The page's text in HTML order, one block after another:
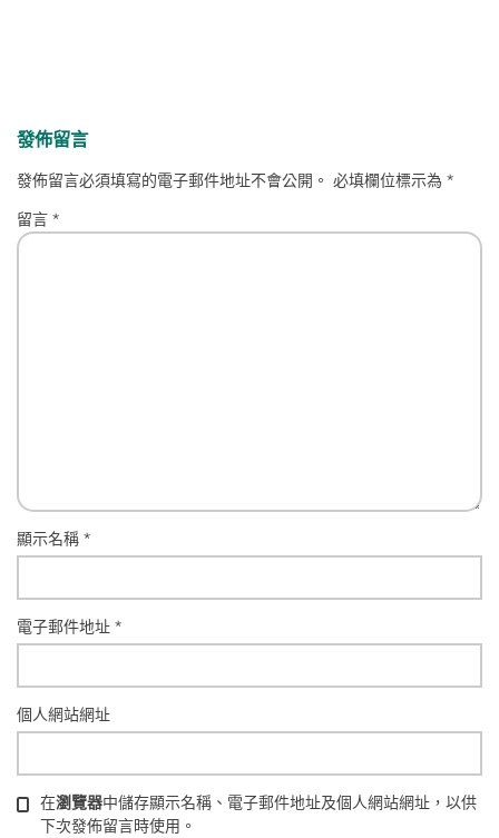
發佈留言
發佈留言必須填寫的電子郵件地址不會公開。 必填欄位標示為*
留言*
顯示名稱*
電子郵件地址*
個人網站網址
在瀏覽器中儲存顯示名稱、電子郵件地址及個人網站網址，以供
下次發佈留言時使用。